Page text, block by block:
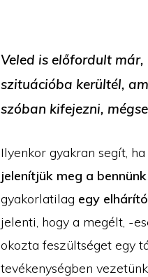
Veled is előfordult
szituációba kerültél,
szóban kifejezni,
Ilyenkor gyakran segít, ha
jelenítjük meg a
gyakorlatilag egy
jelenti, hogy a megélt, -
okozta feszültséget egy
tevékenységben